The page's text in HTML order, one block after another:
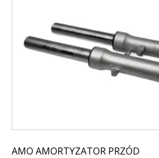
AMO AMORTYZATOR PRZÓD